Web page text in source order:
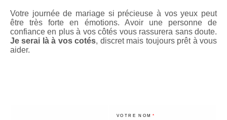
Votre journée de mariage si précieuse à vos yeux peut
être très forte en émotions. Avoir une personne de
confiance en plus à vos côtés vous rassurera sans doute.
Je serai là à vos cotés, discret mais toujours prêt à vous
aider.
VOTRE NOM